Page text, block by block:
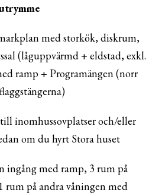
med storkök, diskrum,
(låguppvärmd + eldstad, exkl.
ramp + Programängen (norr
inomhussovplatser och/eller
om du hyrt Stora huset
ingång med ramp, 3 rum på
rum på andra våningen med